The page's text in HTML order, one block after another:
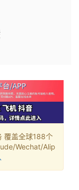
覆盖全球188个
Wechat/Alip